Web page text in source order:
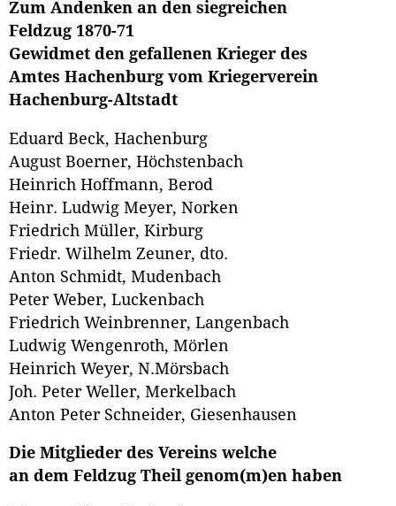
Zum Andenken an den siegreichen
Feldzug 1870-71
Gewidmet den gefallenen Krieger des
Amtes Hachenburg vom Kriegerverein
Hachenburg-Altstadt
Eduard Beck, Hachenburg
August Boerner, Höchstenbach
Heinrich Hoffmann, Berod
Heinr. Ludwig Meyer, Norken
Friedrich Müller, Kirburg
Friedr. Wilhelm Zeuner, dto.
Anton Schmidt, Mudenbach
Peter Weber, Luckenbach
Friedrich Weinbrenner, Langenbach
Ludwig Wengenroth, Mörlen
Heinrich Weyer, N.Mörsbach
Joh. Peter Weller, Merkelbach
Anton Peter Schneider, Giesenhausen
Die Mitglieder des Vereins welche
an dem Feldzug Theil genom(m)en haben